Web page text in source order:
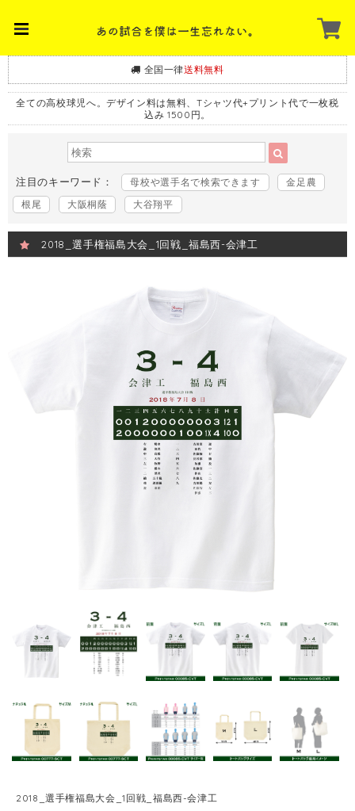
全国一律送料無料
全ての高校球児へ。デザイン料は無料、Tシャツ代+プリント代で一枚税
込み 1500円。
注目のキーワード： 母校や選手名で検索できます
金足農
根尾
大阪桐蔭 大谷翔平
2018_選手権福島大会_1回戦_福島西-会津工
2018_選手権福島大会_1回戦_福島西-会津工